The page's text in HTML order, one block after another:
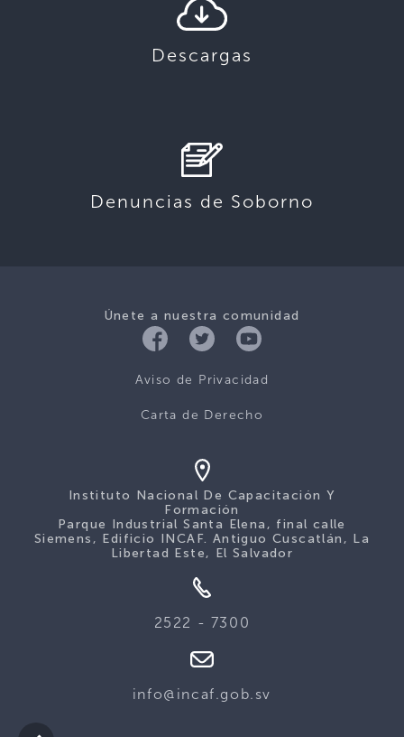
Descargas
Denuncias de Soborno
Únete a nuestra comunidad
Aviso de Privacidad
Carta de Derecho
Instituto Nacional De Capacitación Y
Formación
Parque Industrial Santa Elena, final calle
Siemens, Edificio INCAF. Antiguo Cuscatlán, La
Libertad Este, El Salvador
2522 - 7300
info@incaf.gob.sv